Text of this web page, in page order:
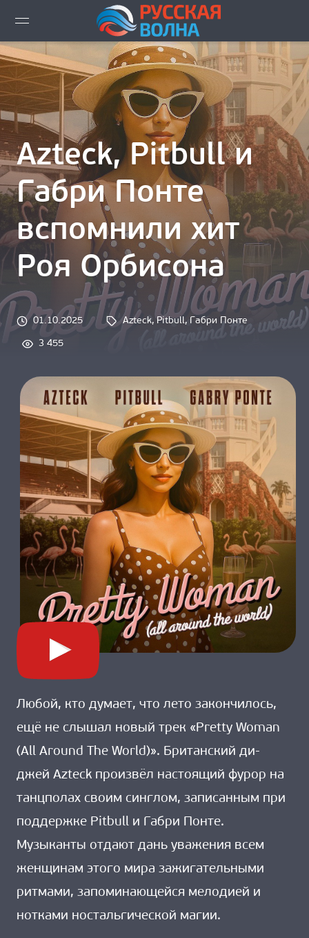
ВИДЕО LIVE
НОВОСТИ
НОВИНКИ ЭФИРА
ПЛЕЙЛИСТ
СКАЧАТЬ ЭФИР
КАК СЛУШАТЬ!?
ГОРОДА ВЕЩАНИЯ
О НАС
Azteck, Pitbull и
Габри Понте
вспомнили хит
Роя Орбисона
01.10.2025 Azteck, Pitbull, Габри Понте
3 455
Любой, кто думает, что лето закончилось,
ещё не слышал новый трек «Pretty Woman
(All Around The World)». Британский ди-
джей Azteck произвёл настоящий фурор на
танцполах своим синглом, записанным при
поддержке Pitbull и Габри Понте.
Музыканты отдают дань уважения всем
женщинам этого мира зажигательными
ритмами, запоминающейся мелодией и
нотками ностальгической магии.